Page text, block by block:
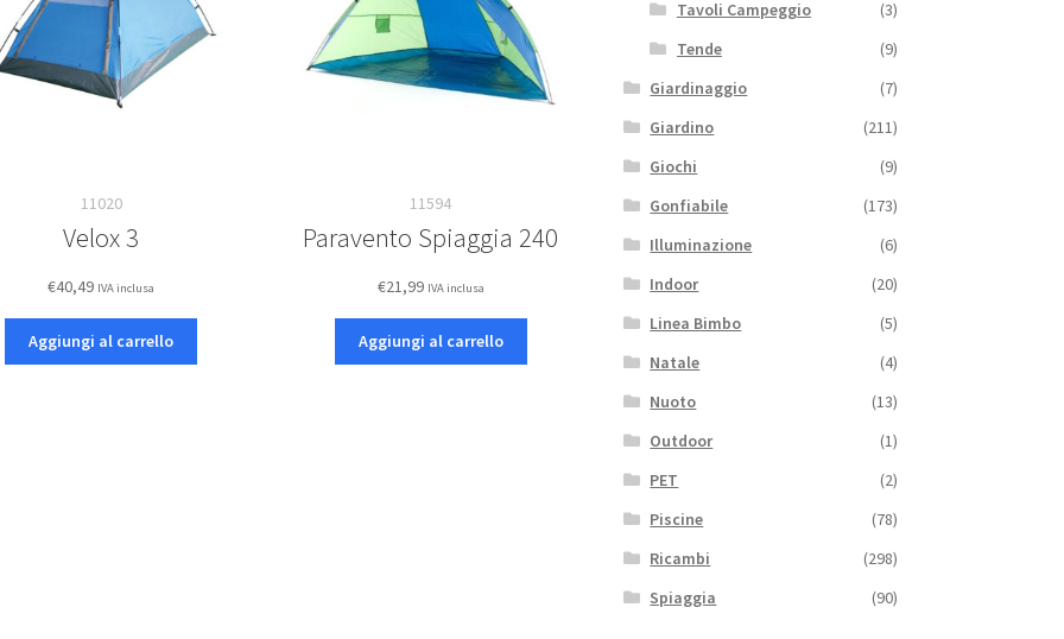
11020
Velox 3
€40,49 IVA inclusa
Aggiungi al carrello
11594
Paravento Spiaggia 240
€21,99 IVA inclusa
Aggiungi al carrello
Tavoli Campeggio
(3)
Tende
(9)
Giardinaggio
(7)
Giardino
(211)
Giochi
(9)
Gonfiabile
(173)
Illuminazione
(6)
Indoor
(20)
Linea Bimbo
(5)
Natale
(4)
Nuoto
(13)
Outdoor
(1)
PET
(2)
Piscine
(78)
Ricambi
(298)
Spiaggia
(90)